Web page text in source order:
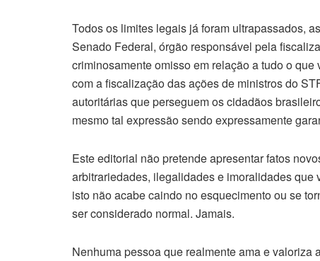
Todos os limites legais já foram ultrapassados,
Senado Federal, órgão responsável pela
criminosamente omisso em relação a tudo o
com a fiscalização das ações de ministros do
autoritárias que perseguem os cidadãos
mesmo tal expressão sendo expressamente
Este editorial não pretende apresentar fatos
arbitrariedades, ilegalidades e imoralidades que
isto não acabe caindo no esquecimento ou se
ser considerado normal. Jamais.
Nenhuma pessoa que realmente ama e